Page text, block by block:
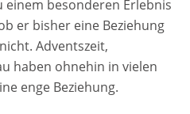
einem besonderen Erlebnis
er bisher eine Beziehung
Adventszeit,
haben ohnehin in vielen
enge Beziehung.